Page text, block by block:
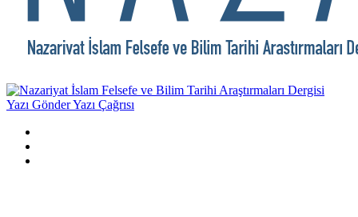
Yazı GönderYazı Çağrısı